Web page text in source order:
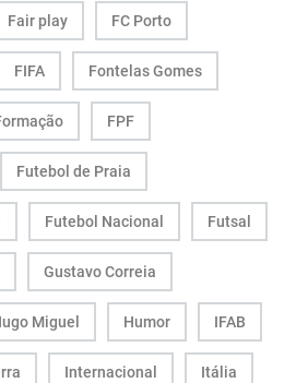
Fair play FC Porto
FIFA Fontelas Gomes
FPF
Futebol de Praia
Futebol Nacional Futsal
Gustavo Correia
Miguel Humor IFAB
Internacional Itália